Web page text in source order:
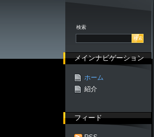
検索
メインナビゲーション
ホーム
紹介
フィード